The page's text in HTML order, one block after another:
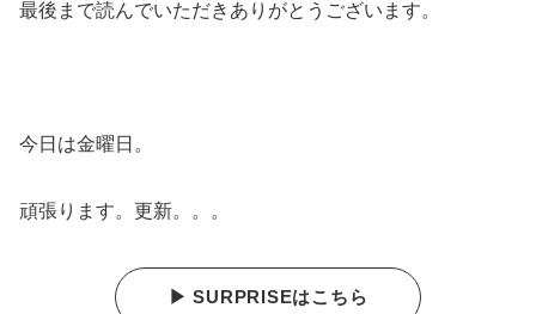
最後まで読んでいただきありがとうございます。
今日は金曜日。
頑張ります。更新。。。
▶ SURPRISEはこちら